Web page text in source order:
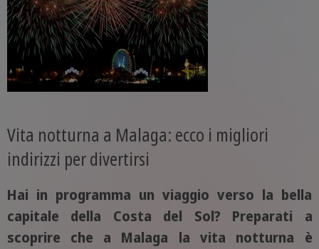
Vita notturna a Malaga: ecco i migliori
indirizzi per divertirsi
Hai in programma un viaggio verso la bella
capitale della Costa del Sol? Preparati a
scoprire che a Malaga la vita notturna è